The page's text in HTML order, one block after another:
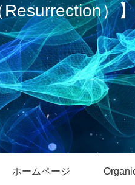
Resurrection）
ホームページ